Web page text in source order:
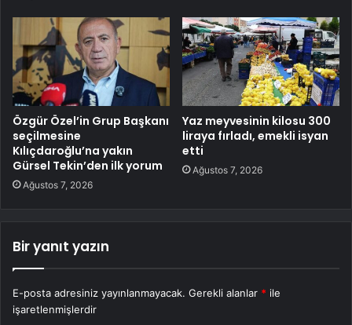
Özgür Özel’in Grup Başkanı
seçilmesine
Kılıçdaroğlu’na yakın
Gürsel Tekin’den ilk yorum
Ağustos 7, 2026
Yaz meyvesinin kilosu 300
liraya fırladı, emekli isyan
etti
Ağustos 7, 2026
Bir yanıt yazın
E-posta adresiniz yayınlanmayacak. Gerekli alanlar * ile
işaretlenmişlerdir